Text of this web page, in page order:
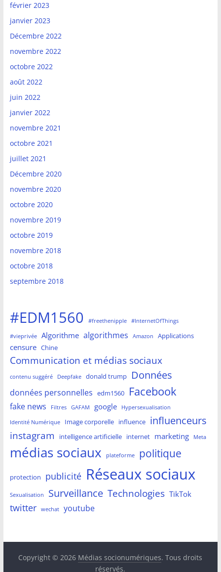
février 2023
janvier 2023
Décembre 2022
novembre 2022
octobre 2022
août 2022
juin 2022
janvier 2022
novembre 2021
octobre 2021
juillet 2021
Décembre 2020
novembre 2020
octobre 2020
novembre 2019
octobre 2019
novembre 2018
octobre 2018
septembre 2018
#EDM1560 #freethenipple #InternetOfThings
#vieprivée Algorithme algorithmes Amazon Applications
censure Chine
Communication et médias sociaux
contenu suggéré Deepfake donald trump Données
données personnelles edm1560 Facebook
fake news Filtres GAFAM google Hypersexualisation
Identité Numérique Image corporelle influence influenceurs
instagram intelligence artificielle internet marketing Meta
médias sociaux plateforme politique
protection publicité Réseaux sociaux
Sexualisation Surveillance Technologies TikTok
twitter wechat youtube
Copyright © 2026 Médias socionumériques. Tous droits
réservés.